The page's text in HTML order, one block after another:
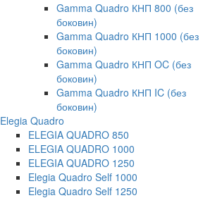
Gamma Quadro КНП 800 (без
боковин)
Gamma Quadro КНП 1000 (без
боковин)
Gamma Quadro КНП OC (без
боковин)
Gamma Quadro КНП IC (без
боковин)
Elegia Quadro
ELEGIA QUADRO 850
ELEGIA QUADRO 1000
ELEGIA QUADRO 1250
Elegia Quadro Self 1000
Elegia Quadro Self 1250